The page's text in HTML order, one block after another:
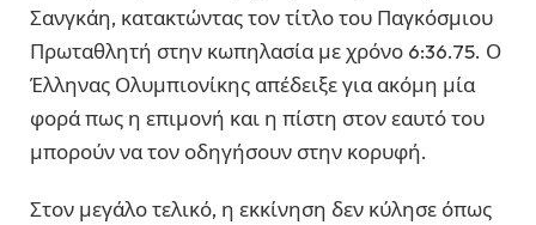
Σανγκάη, κατακτώντας τον τίτλο του Παγκόσμιου
Πρωταθλητή στην κωπηλασία με χρόνο 6:36.75. Ο
Έλληνας Ολυμπιονίκης απέδειξε για ακόμη μία
φορά πως η επιμονή και η πίστη στον εαυτό του
μπορούν να τον οδηγήσουν στην κορυφή.
Στον μεγάλο τελικό, η εκκίνηση δεν κύλησε όπως